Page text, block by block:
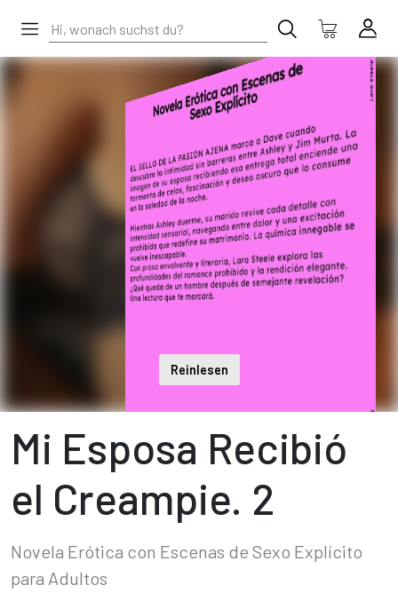
Reinlesen
Mi Esposa Recibió
el Creampie. 2
Novela Erótica con Escenas de Sexo Explícito
para Adultos